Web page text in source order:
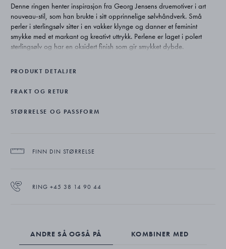
Denne ringen henter inspirasjon fra Georg Jensens druemotiver i art
nouveau-stil, som han brukte i sitt opprinnelige sølvhåndverk. Små
perler i sterlingsølv sitter i en vakker klynge og danner et feminint
smykke med et markant og kreativt uttrykk. Perlene er laget i polert
sterlingsølv og har en oksidert finish som gir smykket dybde.
PRODUKT DETALJER
FRAKT OG RETUR
STØRRELSE OG PASSFORM
FINN DIN STØRRELSE
RING +45 38 14 90 44
ANDRE SÅ OGSÅ PÅ KOMBINER MED